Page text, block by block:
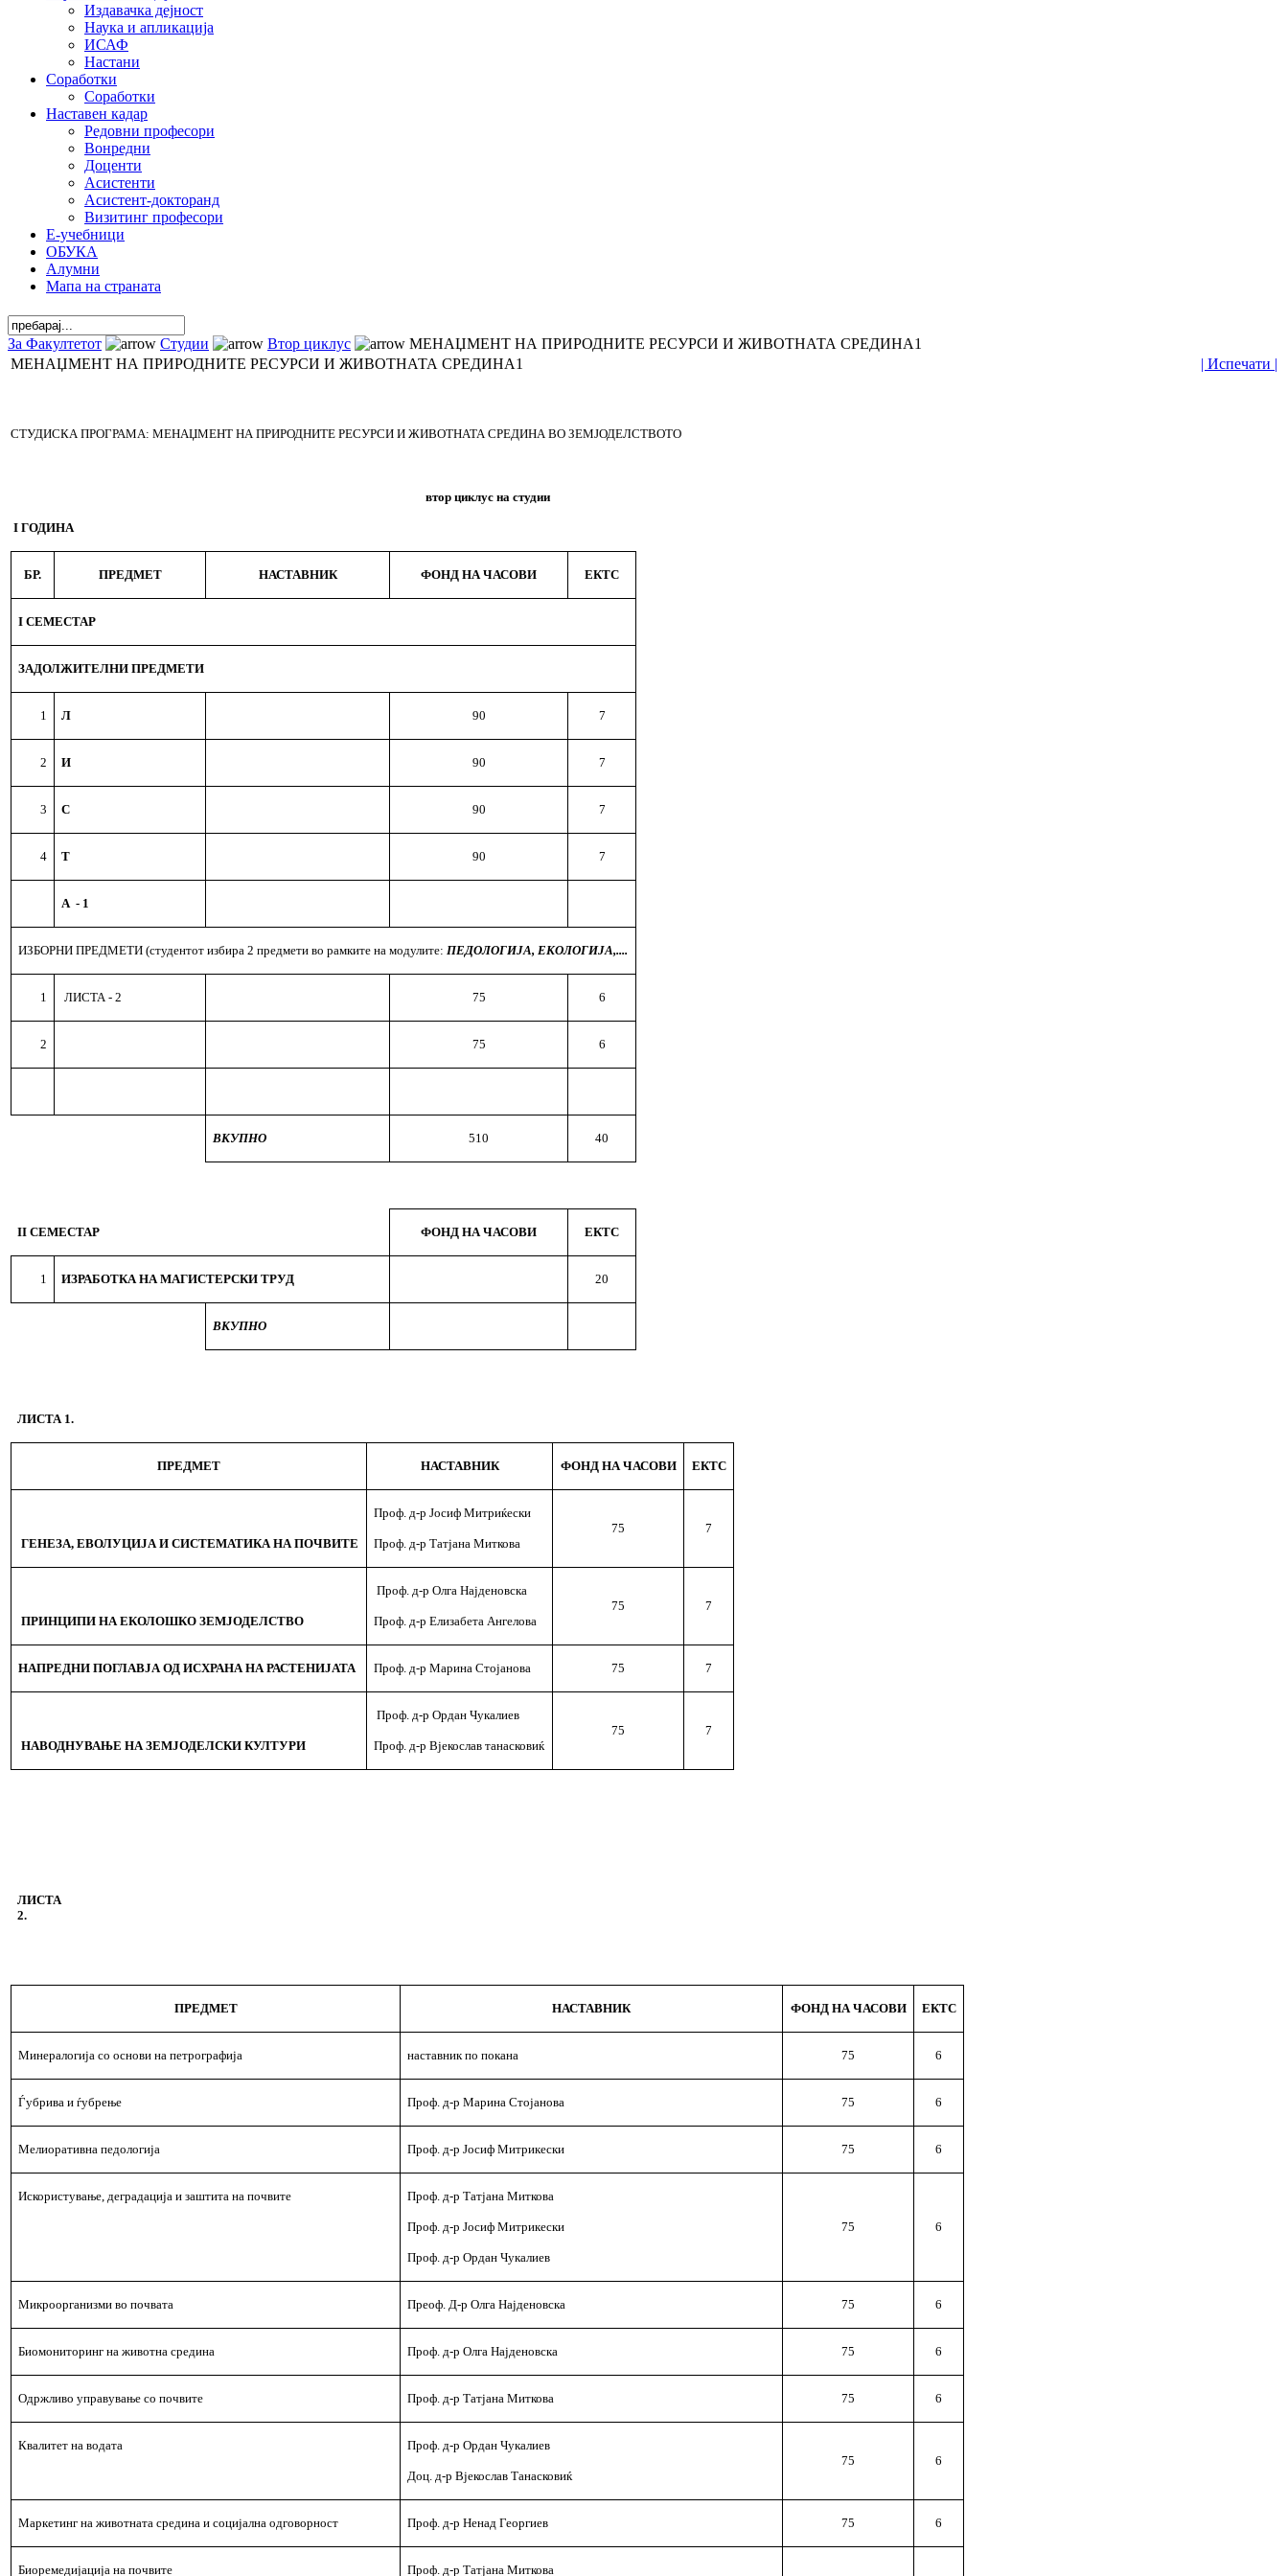
Издавачка дејност
Наука и апликација
ИСАФ
Настани
Соработки
Соработки
Наставен кадар
Редовни професори
Вонредни
Доценти
Асистенти
Асистент-докторанд
Визитинг професори
Е-учебници
ОБУКА
Алумни
Мапа на страната
За Факултетот Студии Втор циклус
МЕНАЏМЕНТ НА ПРИРОДНИТЕ РЕСУРСИ И ЖИВОТНАТА СРЕДИНА1
МЕНАЏМЕНТ НА ПРИРОДНИТЕ РЕСУРСИ И ЖИВОТНАТА СРЕДИНА1
| Испечати |
СТУДИСКА ПРОГРАМА: МЕНАЏМЕНТ НА ПРИРОДНИТЕ РЕСУРСИ И ЖИВОТНАТА СРЕДИНА ВО ЗЕМЈОДЕЛСТВОТО
втор циклус на студии
I ГОДИНА
БР. ПРЕДМЕТ НАСТАВНИК ФОНД НА ЧАСОВИ ЕКТС
I СЕМЕСТАР
ЗАДОЛЖИТЕЛНИ ПРЕДМЕТИ
1 Л 90 7
2 И 90 7
3 С 90 7
4 Т 90 7
А - 1
ИЗБОРНИ ПРЕДМЕТИ (студентот избира2 предмети во рамките на модулите: ПЕДОЛОГИЈА, ЕКОЛОГИЈА,....
1 ЛИСТА - 2 75 6
2 75 6
ВКУПНО 510 40
II СЕМЕСТАР ФОНД НА ЧАСОВИ ЕКТС
1 ИЗРАБОТКА НА МАГИСТЕРСКИ ТРУД 20
ВКУПНО
ЛИСТА 1.
ПРЕДМЕТ НАСТАВНИК ФОНД НА ЧАСОВИ ЕКТС
ГЕНЕЗА, ЕВОЛУЦИЈА И СИСТЕМАТИКА НА ПОЧВИТЕ
Проф. д-р Јосиф Митриќески
Проф. д-р Татјана Миткова
75 7
ПРИНЦИПИ НА ЕКОЛОШКО ЗЕМЈОДЕЛСТВО
Проф. д-р Олга Најденовска
Проф. д-р Елизабета Ангелова
75 7
НАПРЕДНИ ПОГЛАВЈА ОД ИСХРАНА НА РАСТЕНИЈАТА Проф. д-р Марина Стојанова 75 7
НАВОДНУВАЊЕ НА ЗЕМЈОДЕЛСКИ КУЛТУРИ
Проф. д-р Ордан Чукалиев
Проф. д-р Вјекослав танасковиќ
75 7
ЛИСТА
2.
ПРЕДМЕТ НАСТАВНИК ФОНД НА ЧАСОВИ ЕКТС
Минералогија со основи на петрографија наставник по покана 75 6
Ѓубрива и ѓубрење Проф. д-р Марина Стојанова 75 6
Мелиоративна педологија Проф. д-р Јосиф Митрикески 75 6
Искористување, деградација и заштита на почвите Проф. д-р Татјана Миткова
Проф. д-р Јосиф Митрикески
Проф. д-р Ордан Чукалиев
75 6
Микроорганизми во почвата Преоф. Д-р Олга Најденовска 75 6
Биомониторинг на животна средина Проф. д-р Олга Најденовска 75 6
Одржливо управување со почвите Проф. д-р Татјана Миткова 75 6
Квалитет на водата Проф. д-р Ордан Чукалиев
Доц. д-р Вјекослав Танасковиќ
75 6
Маркетинг на животната средина и социјална одговорност Проф. д-р Ненад Георгиев 75 6
Биоремедијација на почвите Проф. д-р Татјана Миткова